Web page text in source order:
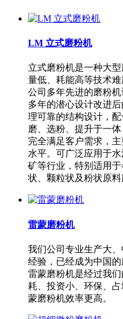
LM 立式磨粉机
立式磨粉机是一种大
量低、耗能高等技术
公司多年先进的磨粉
多年的潜心设计改进
理可靠的结构设计，
磨、选粉、提升于一
完全满足客户需求，
水平。可广泛应用于
矿等行业，特别适用
状、颗粒状及粉状原料
雷蒙磨粉机
我们公司专业生产大
经验，已经成为中国
雷蒙磨粉机是经过我
耗、投资小、环保、
蒙磨粉机效率更高。